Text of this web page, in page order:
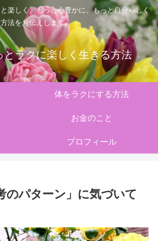
楽しく、もっと心豊かに、もっと自分らしく
法をお伝えします。
とラクに楽しく生きる方法
体をラクにする方法
お金のこと
プロフィール
のパターン」に気づいて